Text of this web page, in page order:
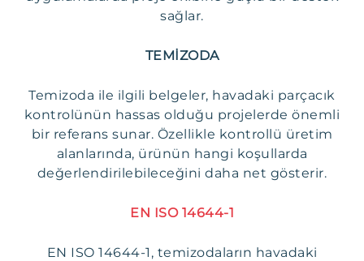
sağlar.
TEMİZODA
Temizoda ile ilgili belgeler, havadaki parçacık
kontrolünün hassas olduğu projelerde önemli
bir referans sunar. Özellikle kontrollü üretim
alanlarında, ürünün hangi koşullarda
değerlendirilebileceğini daha net gösterir.
EN ISO 14644-1
EN ISO 14644-1, temizodaların havadaki